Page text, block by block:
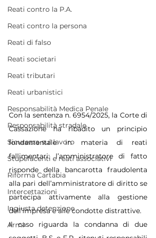
Reati contro la P.A.
Reati contro la persona
Reati di falso
Reati societari
Reati tributari
Reati urbanistici
Responsabilità Medica Penale
Responsabilità stradale
Sicurezza sul lavoro
Stupefacenti e reati associativi
Riforma Cartabia
Intercettazioni
Ingiusta detenzione
Armi
Con la sentenza n. 6954/2025, la Corte di
Cassazione ha ribadito un principio
fondamentale in materia di reati
fallimentari: l’amministratore di fatto
risponde della bancarotta fraudolenta
alla pari dell’amministratore di diritto se
partecipa attivamente alla gestione
dell’impresa e alle condotte distrattive.
Il caso riguarda la condanna di due